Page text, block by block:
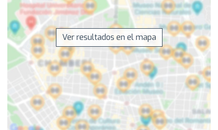
Ver resultados en el mapa